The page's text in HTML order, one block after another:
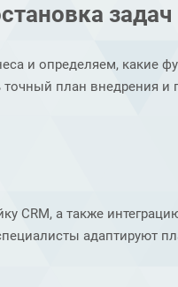
задач
и определяем, какие
план внедрения
CRM, а также
адаптируют